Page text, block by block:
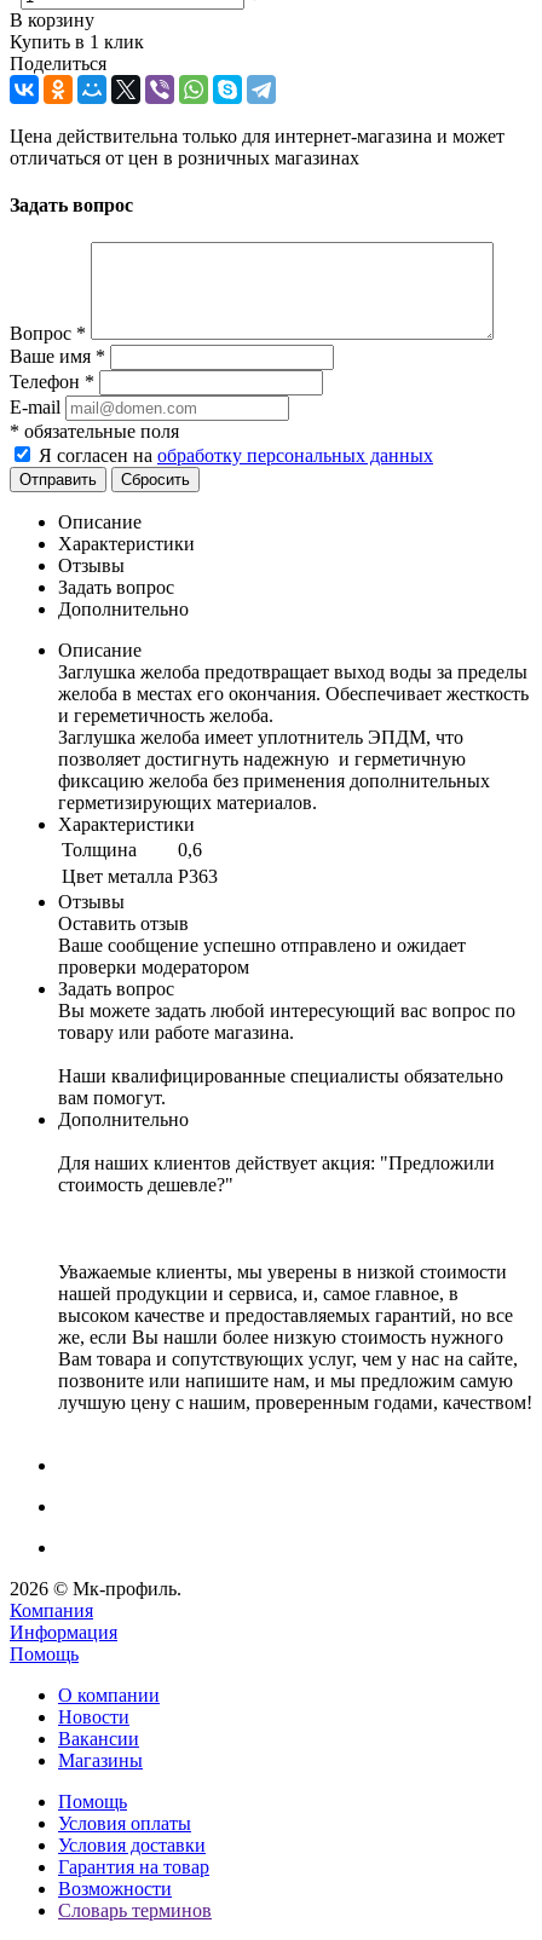
В корзину
Купить в 1 клик
Поделиться
Цена действительна только для интернет-магазина и может
отличаться от цен в розничных магазинах
Задать вопрос
Вопрос *
Ваше имя *
Телефон *
E-mail
* обязательные поля
Я согласен на обработку персональных данных
Отправить Сбросить
Описание
Характеристики
Отзывы
Задать вопрос
Дополнительно
Описание
Заглушка желоба предотвращает выход воды за пределы
желоба в местах его окончания. Обеспечивает жесткость
и гереметичность желоба.
Заглушка желоба имеет уплотнитель ЭПДМ, что
позволяет достигнуть надежную и герметичную
фиксацию желоба без применения дополнительных
герметизирующих материалов.
Характеристики
Толщина
0,6
Цвет металла P363
Отзывы
Оставить отзыв
Ваше сообщение успешно отправлено и ожидает
проверки модератором
Задать вопрос
Вы можете задать любой интересующий вас вопрос по
товару или работе магазина.
Наши квалифицированные специалисты обязательно
вам помогут.
Дополнительно
Для наших клиентов действует акция: "Предложили
стоимость дешевле?"
Уважаемые клиенты, мы уверены в низкой стоимости
нашей продукции и сервиса, и, самое главное, в
высоком качестве и предоставляемых гарантий, но все
же, если Вы нашли более низкую стоимость нужного
Вам товара и сопутствующих услуг, чем у нас на сайте,
позвоните или напишите нам, и мы предложим самую
лучшую цену с нашим, проверенным годами, качеством!
2026 © Мк-профиль.
Компания
Информация
Помощь
О компании
Новости
Вакансии
Магазины
Помощь
Условия оплаты
Условия доставки
Гарантия на товар
Возможности
Словарь терминов